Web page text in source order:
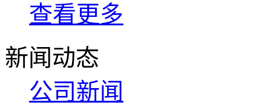
查看更多
新闻动态
公司新闻